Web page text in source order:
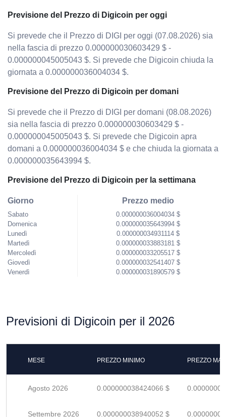
Previsione del Prezzo di Digicoin per oggi
Si prevede che il Prezzo di DIGI per oggi (07.08.2026) sia
nella fascia di prezzo 0.000000030603429 $ -
0.000000045005043 $. Si prevede che Digicoin chiuda la
giornata a 0.000000036004034 $.
Previsione del Prezzo di Digicoin per domani
Si prevede che il Prezzo di DIGI per domani (08.08.2026)
sia nella fascia di prezzo 0.000000030603429 $ -
0.000000045005043 $. Si prevede che Digicoin apra
domani a 0.000000036004034 $ e che chiuda la giornata a
0.000000035643994 $.
Previsione del Prezzo di Digicoin per la settimana
Giorno
Sabato
Domenica
Lunedì
Martedì
Mercoledì
Giovedì
Venerdì
Prezzo medio
0.000000036004034 $
0.000000035643994 $
0.000000034931114 $
0.000000033883181 $
0.000000033205517 $
0.000000032541407 $
0.000000031890579 $
Previsioni di Digicoin per il 2026
MESE PREZZO MINIMO PREZZO
Agosto 2026 0.000000038424066 $
Settembre 2026 0.000000038940052 $